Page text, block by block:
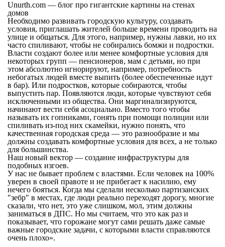
Unurth.com — блог про гигантские картины на стенах
домов
Необходимо развивать городскую культуру, создавать
условия, приглашать жителей больше времени проводить на
улице и общаться. Для этого, например, нужны лавки, но их
часто спиливают, чтобы не собирались бомжи и подростки.
Власти создают более или менее комфортные условия для
некоторых групп — пенсионеров, мам с детьми, но при
этом абсолютно игнорируют, например, потребность
небогатых людей вместе выпить (более обеспеченные идут
в бар). Или подростков, которые собираются, чтобы
выпустить пар. Появляются люди, которые чувствуют себя
исключенными из общества. Они маргинализируются,
начинают вести себя асоциально. Вместо того чтобы
называть их гопниками, гонять при помощи полиции или
спиливать из-под них скамейки, нужно понять, что
качественная городская среда — это разнообразие и мы
должны создавать комфортные условия для всех, а не только
для большинства.
Наш новый вектор — создание инфраструктуры для
подобных изгоев.
У нас не бывает проблем с властями. Если человек на 100%
уверен в своей правоте и не прибегает к насилию, ему
нечего бояться. Когда мы сделали несколько партизанских
"зебр" в местах, где люди реально переходят дорогу, многие
сказали, что нет, это уже слишком, мол, этим должны
заниматься в ДПС. Но мы считаем, что это как раз и
показывает, что горожане могут сами решать даже самые
важные городские задачи, с которыми власти справляются
очень плохо».